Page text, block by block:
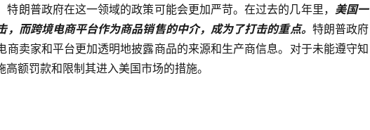
朗普政府在这一领域的政策可能会更加严苛。在过去的几年里， 美国一
而跨境电商平台作为商品销售的中介，成为了打击的重点。 特朗普政府
卖家和平台更加透明地披露商品的来源和生产商信息。对于未能遵守知
额罚款和限制其进入美国市场的措施。